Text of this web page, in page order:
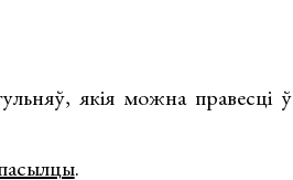
якія можна правесці ў
.